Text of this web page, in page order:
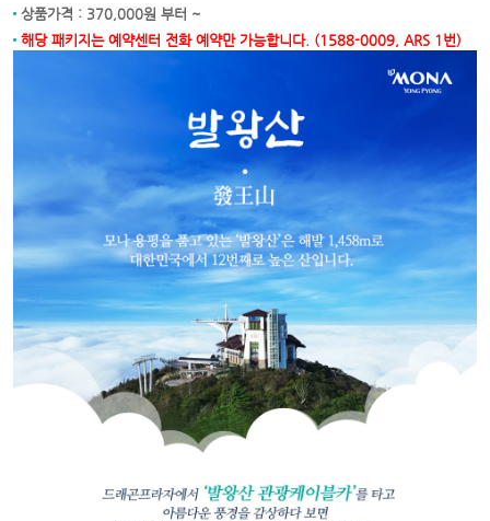
상품가격 : 370,000원 부터 ~
해당 패키지는 예약센터 전화 예약만 가능합니다. (1588-0009, ARS 1번)